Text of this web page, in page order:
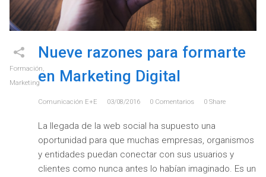
Formación,
Marketing
Nueve razones para formarte
en Marketing Digital
Comunicación E+e 03/08/2016 0 Comentarios 0 Share
La llegada de la web social ha supuesto una
oportunidad para que muchas empresas, organismos
y entidades puedan conectar con sus usuarios y
clientes como nunca antes lo habían imaginado. Es un